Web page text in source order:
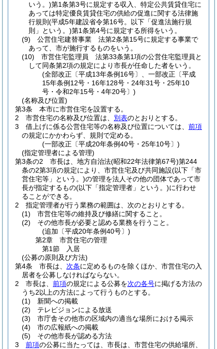
いう。)第1条第3号に規定する収入、特定公共賃貸住宅に
あっては特定優良賃貸住宅の供給の促進に関する法律施
行規則 (平成5年建設省令第16号。以下「促進法施行規
則」という。)第1条第4号に規定する所得をいう。
(9)
公営住宅建替事業 法第2条第15号に規定する事業で
あって、市が施行するものをいう。
(10)
市営住宅監理員 法第33条第1項の公営住宅監理員と
して同条第2項の規定により市長が任命した者をいう。
(全部改正〔平成13年条例16号〕、一部改正〔平成
15年条例12号・16年128号・24年31号・25年10
号・令和2年15号・4年20号〕)
(名称及び位置)
第3条
本市に市営住宅を設置する。
2
市営住宅の名称及び位置は、 別表のとおりとする。
3
借上げに係る公営住宅等の名称及び位置については、 前項
の規定にかかわらず、規則で定める。
(一部改正〔平成20年条例40号・25年10号〕)
(指定管理者による管理)
第3条の2
市長は、地方自治法(昭和22年法律第67号)第244
条の2第3項の規定により、市営住宅及び共同施設(以下「市
営住宅等」という。)の管理を法人その他の団体であって市
長が指定するもの(以下「指定管理者」という。)に行わせ
ることができる。
2
指定管理者が行う業務の範囲は、次のとおりとする。
(1)
市営住宅等の維持及び修繕に関すること。
(2)
その他市長が必要と認める業務を行うこと。
(追加〔平成20年条例40号〕)
第2章
市営住宅の管理
第1節
入居
(公募の原則及び方法)
第4条
市長は、 次条に定めるものを除くほか、市営住宅の入
居者を公募しなければならない。
2
市長は、 前項の規定による公募を次の各号に掲げる方法の
うち2以上の方法によって行うものとする。
(1)
新聞への掲載
(2)
テレビジョンによる放送
(3)
市庁舎その他市の区域内の適当な場所における掲示
(4)
市の広報紙への掲載
(5)
その他市長が認める方法
3
前項の公募に当たっては、市長は、市営住宅の供給場所、